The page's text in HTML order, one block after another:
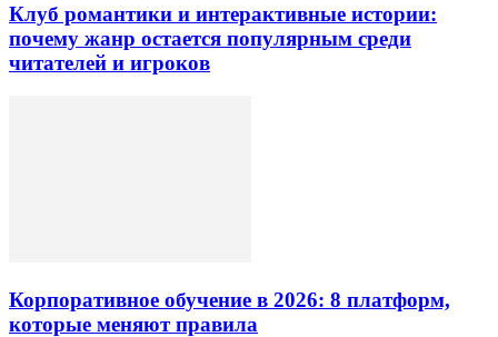
Клуб романтики и интерактивные истории:
почему жанр остается популярным среди
читателей и игроков
Корпоративное обучение в 2026: 8 платформ,
которые меняют правила